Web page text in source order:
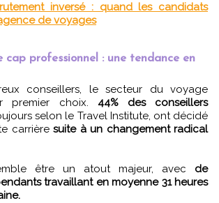
inversé : quand les candidats
de voyages
cap professionnel : une tendance en
premier choix. 44% des conseillers
selon le Travel Institute, ont décidé
carrièresuite à un changement radical
être un atout majeur, avec de
travaillant en moyenne 31 heures